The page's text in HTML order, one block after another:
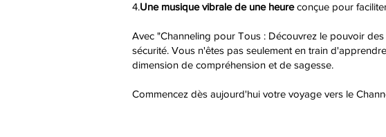
4.Une musique vibrale de une heureconçue pour
Avec "Channeling pour Tous : Découvrez le pouvoir
sécurité. Vous n'êtes pas seulement en train
dimension de compréhension et de sagesse.
Commencez dès aujourd'hui votre voyage vers le